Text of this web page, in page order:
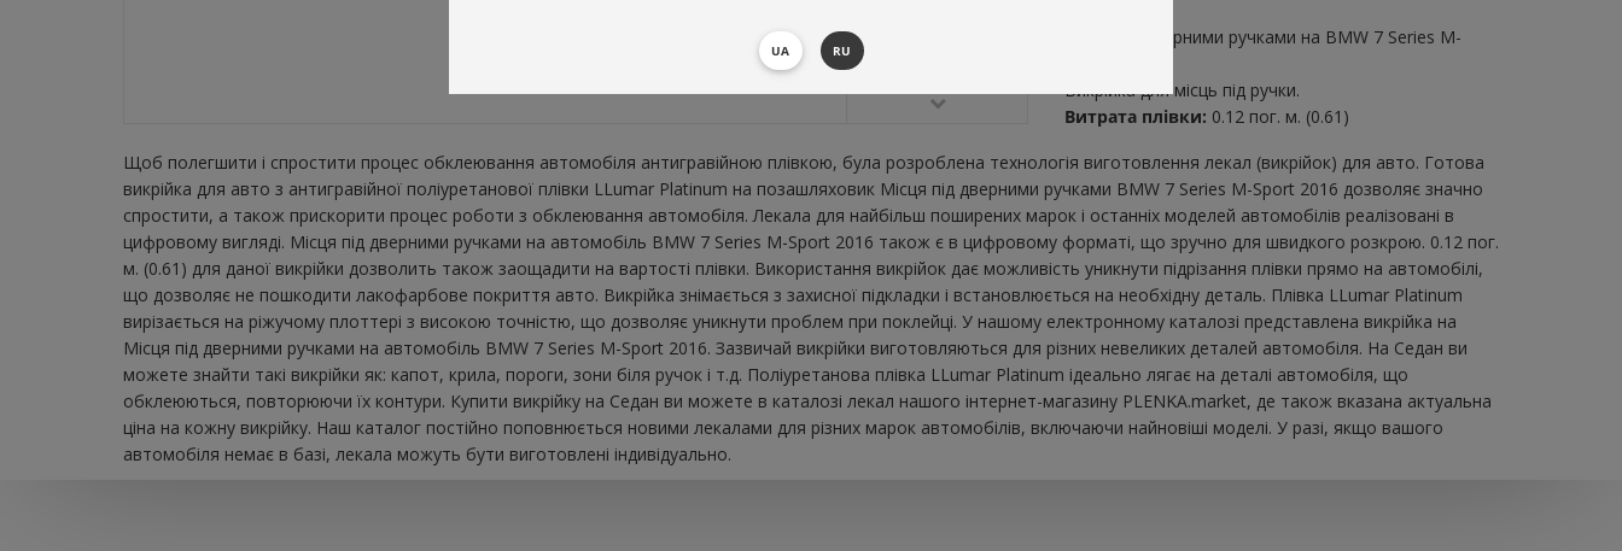
Місця під дверними ручками на BMW 7 Series M-
Викрійка для місць під ручки.
Витрата плівки: 0.12 пог. м. (0.61)
Щоб полегшити і спростити процес обклеювання автомобіля антигравійною плівкою, була розроблена технологія виготовлення лекал (викрійок) для авто. Готова
викрійка для авто з антигравійної поліуретанової плівки LLumar Platinum на позашляховик Місця під дверними ручками BMW 7 Series M-Sport 2016 дозволяє значно
спростити, а також прискорити процес роботи з обклеювання автомобіля. Лекала для найбільш поширених марок і останніх моделей автомобілів реалізовані в
цифровому вигляді. Місця під дверними ручками на автомобіль BMW 7 Series M-Sport 2016 також є в цифровому форматі, що зручно для швидкого розкрою. 0.12 пог.
м. (0.61) для даної викрійки дозволить також заощадити на вартості плівки. Використання викрійок дає можливість уникнути підрізання плівки прямо на автомобілі,
що дозволяє не пошкодити лакофарбове покриття авто. Викрійка знімається з захисної підкладки і встановлюється на необхідну деталь. Плівка LLumar Platinum
вирізається на ріжучому плоттері з високою точністю, що дозволяє уникнути проблем при поклейці. У нашому електронному каталозі представлена ​​викрійка на
Місця під дверними ручками на автомобіль BMW 7 Series M-Sport 2016. Зазвичай викрійки виготовляються для різних невеликих деталей автомобіля. На Седан ви
можете знайти такі викрійки як: капот, крила, пороги, зони біля ручок і т.д. Поліуретанова плівка LLumar Platinum ідеально лягає на деталі автомобіля, що
обклеюються, повторюючи їх контури. Купити викрійку на Седан ви можете в каталозі лекал нашого інтернет-магазину PLENKA.market, де також вказана актуальна
ціна на кожну викрійку. Наш каталог постійно поповнюється новими лекалами для різних марок автомобілів, включаючи найновіші моделі. У разі, якщо вашого
автомобіля немає в базі, лекала можуть бути виготовлені індивідуально.
UA RU